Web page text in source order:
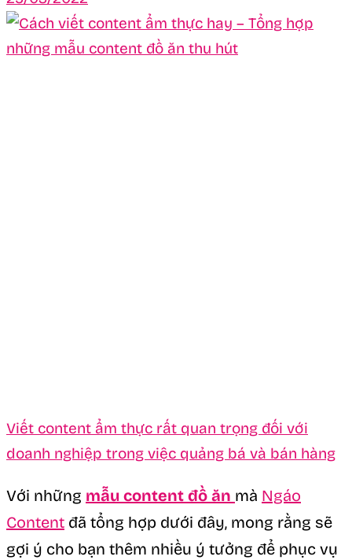
Viết content ẩm thực rất quan trọng đối với
doanh nghiệp trong việc quảng bá và bán hàng
Với những mẫu content đồ ăn mà Ngáo
Content đã tổng hợp dưới đây, mong rằng sẽ
gợi ý cho bạn thêm nhiều ý tưởng để phục vụ